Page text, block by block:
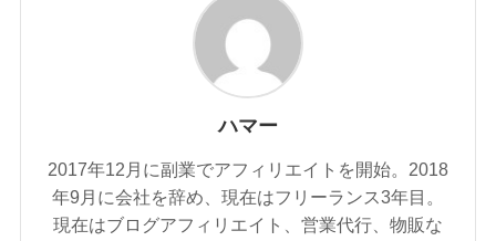
ハマー
2017年12月に副業でアフィリエイトを開始。2018
年9月に会社を辞め、現在はフリーランス3年目。
現在はブログアフィリエイト、営業代行、物販な